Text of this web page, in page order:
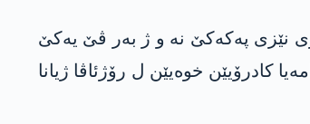
ژی نێزی پەکەکێ نە و ژ بەر ڤێ یەکێ
کادرۆیێن خوەیێن ل رۆژئاڤا ژیانا